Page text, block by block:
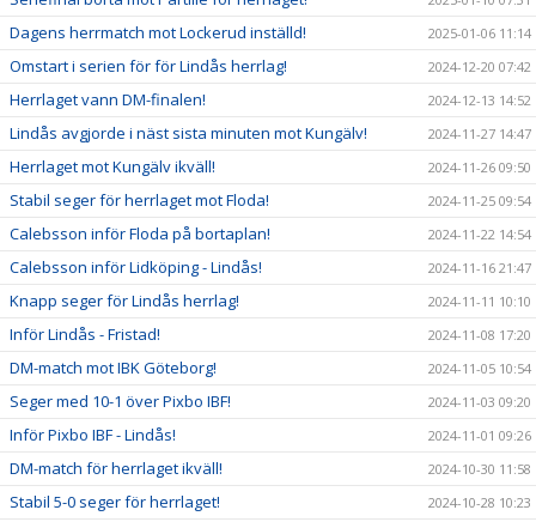
Dagens herrmatch mot Lockerud inställd! 2025-01-06 11:14
Omstart i serien för för Lindås herrlag! 2024-12-20 07:42
Herrlaget vann DM-finalen! 2024-12-13 14:52
Lindås avgjorde i näst sista minuten mot Kungälv! 2024-11-27 14:47
Herrlaget mot Kungälv ikväll! 2024-11-26 09:50
Stabil seger för herrlaget mot Floda! 2024-11-25 09:54
Calebsson inför Floda på bortaplan! 2024-11-22 14:54
Calebsson inför Lidköping - Lindås! 2024-11-16 21:47
Knapp seger för Lindås herrlag! 2024-11-11 10:10
Inför Lindås - Fristad! 2024-11-08 17:20
DM-match mot IBK Göteborg! 2024-11-05 10:54
Seger med 10-1 över Pixbo IBF! 2024-11-03 09:20
Inför Pixbo IBF - Lindås! 2024-11-01 09:26
DM-match för herrlaget ikväll! 2024-10-30 11:58
Stabil 5-0 seger för herrlaget! 2024-10-28 10:23